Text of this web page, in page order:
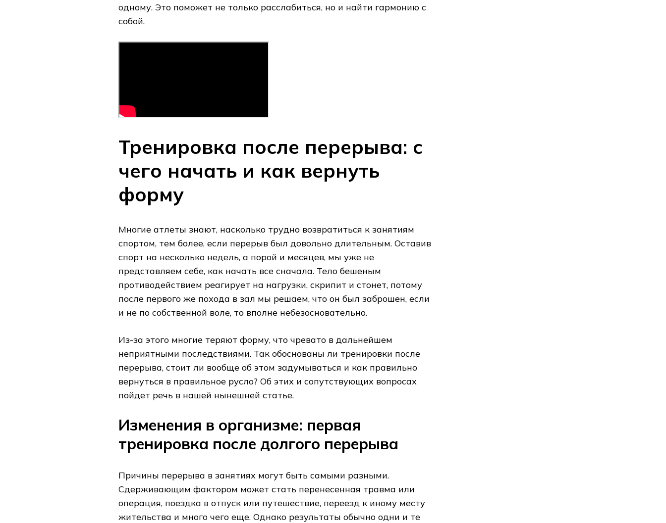
одному. Это поможет не только расслабиться, но и найти гармонию с
собой.
Тренировка после перерыва: с
чего начать и как вернуть
форму
Многие атлеты знают, насколько трудно возвратиться к занятиям
спортом, тем более, если перерыв был довольно длительным. Оставив
спорт на несколько недель, а порой и месяцев, мы уже не
представляем себе, как начать все сначала. Тело бешеным
противодействием реагирует на нагрузки, скрипит и стонет, потому
после первого же похода в зал мы решаем, что он был заброшен, если
и не по собственной воле, то вполне небезосновательно.
Из-за этого многие теряют форму, что чревато в дальнейшем
неприятными последствиями. Так обоснованы ли тренировки после
перерыва, стоит ли вообще об этом задумываться и как правильно
вернуться в правильное русло? Об этих и сопутствующих вопросах
пойдет речь в нашей нынешней статье.
Изменения в организме: первая
тренировка после долгого перерыва
Причины перерыва в занятиях могут быть самыми разными.
Сдерживающим фактором может стать перенесенная травма или
операция, поездка в отпуск или путешествие, переезд к иному месту
жительства и много чего еще. Однако результаты обычно одни и те